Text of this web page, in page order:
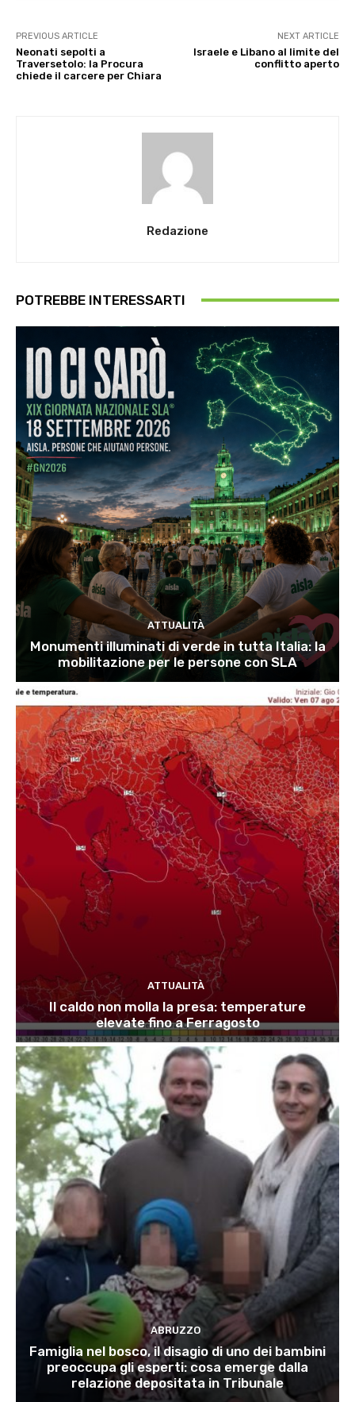
PREVIOUS ARTICLE
Neonati sepolti a
Traversetolo: la Procura
chiede il carcere per Chiara
NEXT ARTICLE
Israele e Libano al limite del
conflitto aperto
Redazione
POTREBBE INTERESSARTI
ATTUALITÀ
Monumenti illuminati di verde in tutta Italia: la
mobilitazione per le persone con SLA
ATTUALITÀ
Il caldo non molla la presa: temperature
elevate fino a Ferragosto
ABRUZZO
Famiglia nel bosco, il disagio di uno dei bambini
preoccupa gli esperti: cosa emerge dalla
relazione depositata in Tribunale